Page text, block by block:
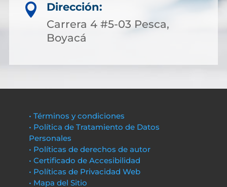

Dirección:
Carrera 4 #5-03 Pesca,
Boyacá
• Términos y condiciones
• Política de Tratamiento de Datos
Personales
• Políticas de derechos de autor
• Certificado de Accesibilidad
• Políticas de Privacidad Web
• Mapa del Sitio